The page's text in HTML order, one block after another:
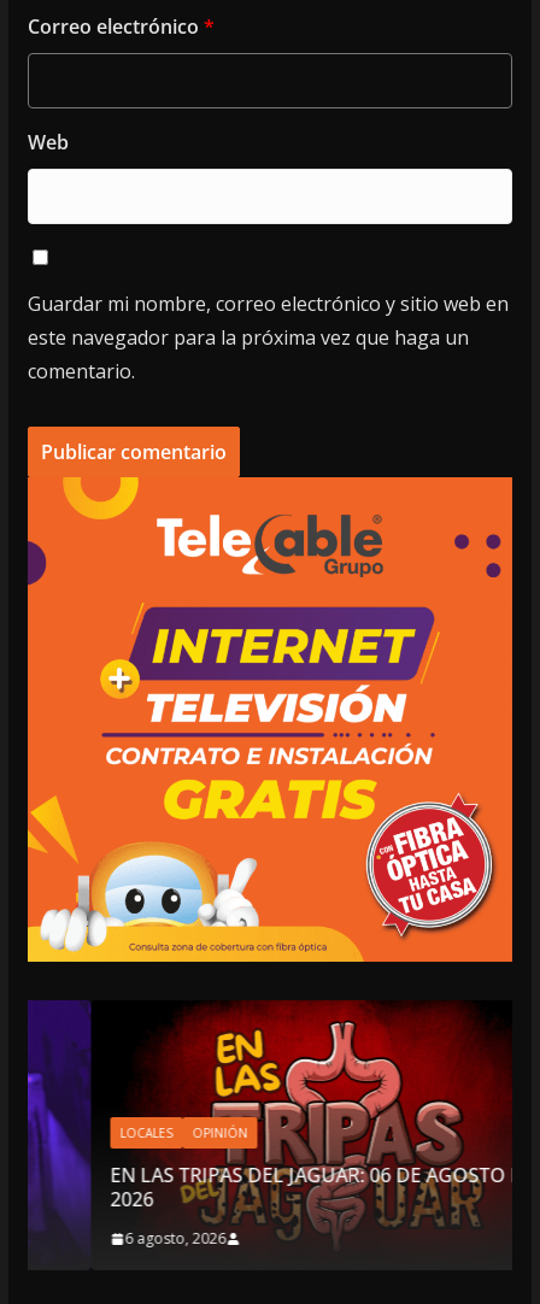
Correo electrónico *
Web
Guardar mi nombre, correo electrónico y sitio web en
este navegador para la próxima vez que haga un
comentario.
LOCALES OPINIÓN
EN LAS TRIPAS DEL JAGUAR: 06 DE AGOSTO DE
2026
6 agosto, 2026